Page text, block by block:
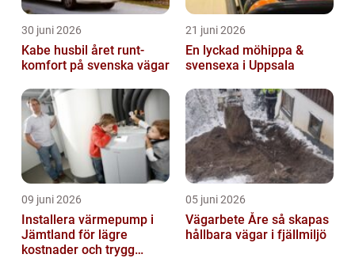
30 juni 2026
Kabe husbil året runt-
komfort på svenska vägar
21 juni 2026
En lyckad möhippa &
svensexa i Uppsala
09 juni 2026
Installera värmepump i
Jämtland för lägre
kostnader och trygg
05 juni 2026
Vägarbete Åre så skapas
hållbara vägar i fjällmiljö